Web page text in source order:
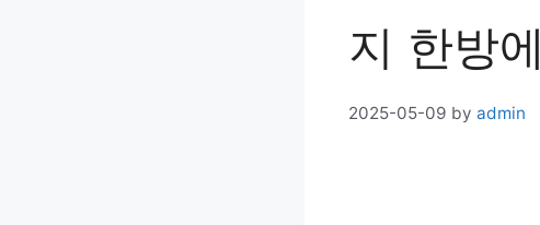
지 한방
2025-05-09 by admin